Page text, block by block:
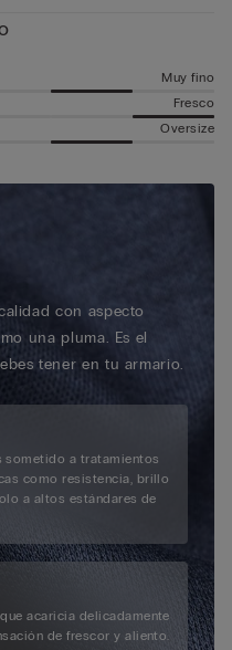
y cómodo.
Muy fino
Fresco
Oversize
con aspecto
una pluma. Es el
tener en tu armario.
sometido a tratamientos
como resistencia, brillo
a altos estándares de
acaricia delicadamente
de frescor y aliento.